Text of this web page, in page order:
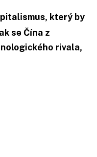
který by
se Čína z
rivala,